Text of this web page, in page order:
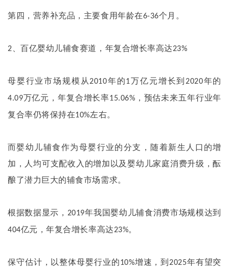
第四，营养补充品，主要食用年龄在6-36个月。
2 、百亿婴幼儿辅食赛道，年复合增长率高达23%
母婴行业市场规模从 2010年的1万亿元增长到 2020年的
4.09万亿元，年复合增长率15.06% ，预估未来五年行业年
复合率仍将保持在10%左右。
而婴幼儿辅食作为母婴行业的分支，随着新生人口的增
加，人均可支配收入的增加以及婴幼儿家庭消费升级，酝
酿了潜力巨大的辅食市场需求。
根据数据显示， 2019年我国婴幼儿辅食消费市场规模达到
404亿元，年复合增长率高达23%。
保守估计，以整体母婴行业的10%增速，到 2025年有望突